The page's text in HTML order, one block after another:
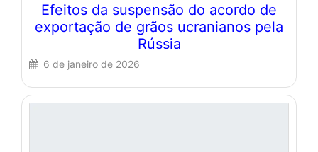
Efeitos da suspensão do acordo de
exportação de grãos ucranianos pela
Rússia
6 de janeiro de 2026